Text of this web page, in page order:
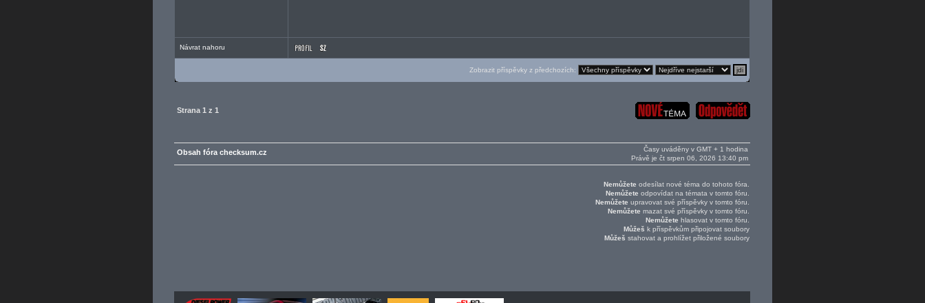
Návrat nahoru
Zobrazit příspěvky z předchozích:
Strana 1 z 1
Časy uváděny v GMT + 1 hodina
Právě je čt srpen 06, 2026 13:40 pm
Obsah fóra checksum.cz
Nemůžete odesílat nové téma do tohoto fóra.
Nemůžete odpovídat na témata v tomto fóru.
Nemůžete upravovat své příspěvky v tomto fóru.
Nemůžete mazat své příspěvky v tomto fóru.
Nemůžete hlasovat v tomto fóru.
Můžeš k příspěvkům připojovat soubory
Můžeš stahovat a prohlížet přiložené soubory